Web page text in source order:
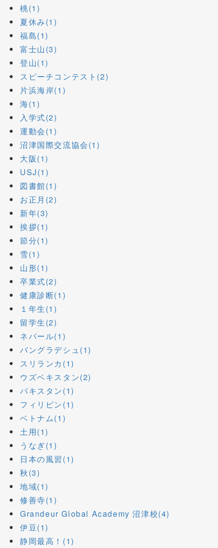
桃(1)
夏休み(1)
福島(1)
富士山(3)
登山(1)
スピーチコンテスト(2)
片浜海岸(1)
海(1)
入学式(2)
運動会(1)
沼津国際交流協会(1)
大阪(1)
USJ(1)
図書館(1)
お正月(2)
新年(3)
挨拶(1)
節分(1)
雪(1)
山形(1)
卒業式(2)
健康診断(1)
１年生(1)
留学生(2)
ネパール(1)
バングラデシュ(1)
スリランカ(1)
ウズベキスタン(2)
パキスタン(1)
フィリピン(1)
ベトナム(1)
土用(1)
うなぎ(1)
日本の風習(1)
秋(3)
地域(1)
修善寺(1)
Grandeur Global Academy 沼津校(4)
伊豆(1)
静岡最高！(1)